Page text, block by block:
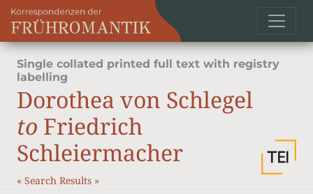
Single collated printed full text with registry
labelling
Dorothea von Schlegel
to Friedrich
Schleiermacher
« Search Results »